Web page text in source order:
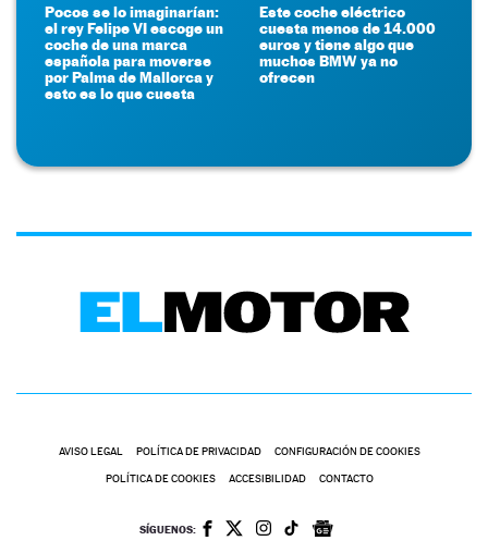
Pocos se lo imaginarían:
el rey Felipe VI escoge un
coche de una marca
española para moverse
por Palma de Mallorca y
esto es lo que cuesta
Este coche eléctrico
cuesta menos de 14.000
euros y tiene algo que
muchos BMW ya no
ofrecen
AVISO LEGAL POLÍTICA DE PRIVACIDAD CONFIGURACIÓN DE COOKIES
POLÍTICA DE COOKIES ACCESIBILIDAD CONTACTO
SÍGUENOS: